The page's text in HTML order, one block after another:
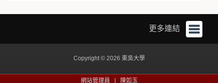
更多連結
Copyright © 2026 東吳大學
網站管理員 | 陳如玉